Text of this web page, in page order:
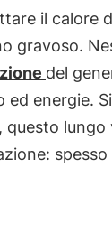
il calore
gravoso.
del
energie.
, questo